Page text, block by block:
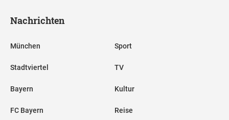
Nachrichten
München
Stadtviertel
Bayern
FC Bayern
Sport
TV
Kultur
Reise